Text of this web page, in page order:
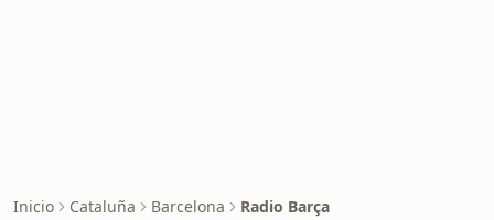
Inicio Cataluña Barcelona Radio Barça